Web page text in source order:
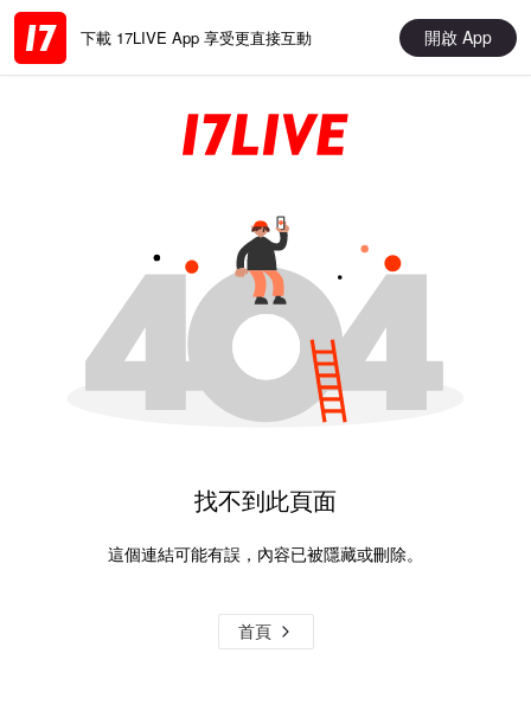
下載 17LIVE App 享受更直接互動 開啟 App
找不到此頁面
這個連結可能有誤，內容已被隱藏或刪除。
首頁